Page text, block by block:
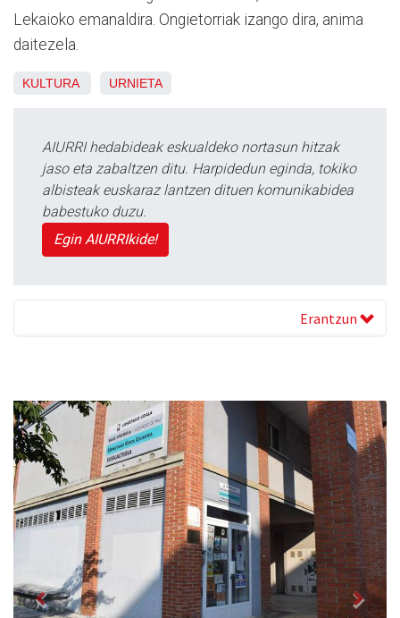
Lekaioko emanaldira. Ongietorriak izango dira, anima
daitezela.
KULTURA URNIETA
AIURRI hedabideak eskualdeko nortasun hitzak
jaso eta zabaltzen ditu. Harpidedun eginda, tokiko
albisteak euskaraz lantzen dituen komunikabidea
babestuko duzu.
Egin AIURRIkide!
Erantzun
Previous Next